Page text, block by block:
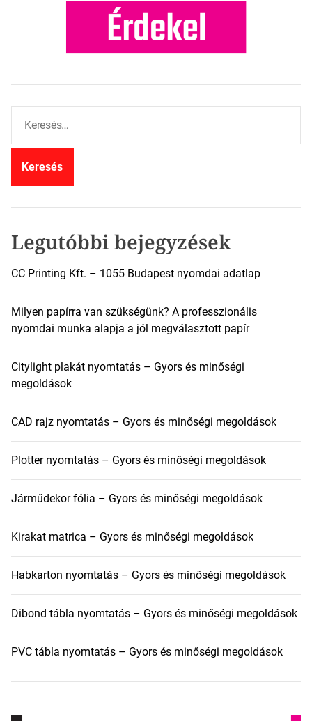
r
Legutóbbi bejegyzések
CC Printing Kft. – 1055 Budapest nyomdai adatlap
Milyen papírra van szükségünk? A professzionális
nyomdai munka alapja a jól megválasztott papír
Citylight plakát nyomtatás – Gyors és minőségi
megoldások
CAD rajz nyomtatás – Gyors és minőségi megoldások
Plotter nyomtatás – Gyors és minőségi megoldások
Járműdekor fólia – Gyors és minőségi megoldások
Kirakat matrica – Gyors és minőségi megoldások
Habkarton nyomtatás – Gyors és minőségi megoldások
Dibond tábla nyomtatás – Gyors és minőségi megoldások
PVC tábla nyomtatás – Gyors és minőségi megoldások